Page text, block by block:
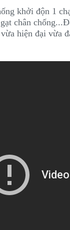
khởi độn 1
chân
hiện đại vừa